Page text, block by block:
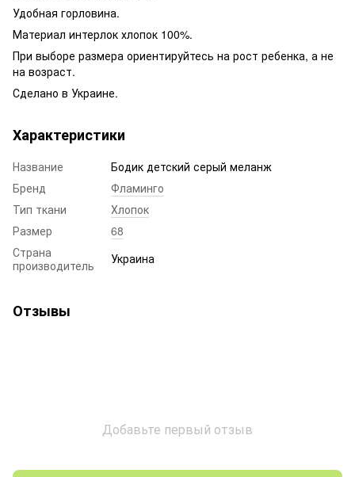
Удобная горловина.
Материал интерлок хлопок 100%.
При выборе размера ориентируйтесь на рост ребенка, а не
на возраст.
Сделано в Украине.
Характеристики
Название
Бодик детский серый меланж
Бренд
Фламинго
Тип ткани
Хлопок
Размер
68
Страна
производитель
Украина
Отзывы
Добавьте первый отзыв